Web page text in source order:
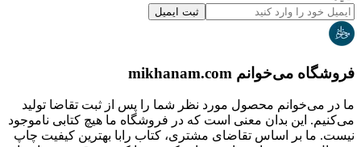
ثبت ایمیل
فروشگاه می‌خوانم mikhanam.com
ما در می‌خوانم محصول مورد نظر شما را پس از ثبت تقاضا تولید
می‌کنیم. این بدان معنی است که در فروشگاه ما هیچ کتابی ناموجود
نیست. ما بر اساس تقاضای مشتری، کتاب رابا بهترین کیفیت چاپ